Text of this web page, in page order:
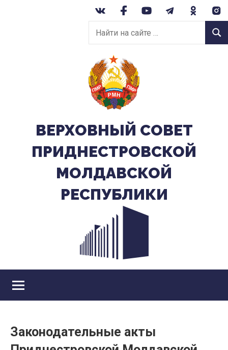
Найти
на
сайте:
ВЕРХОВНЫЙ CОВЕТ
ПРИДНЕСТРОВСКОЙ
МОЛДАВСКОЙ
РЕСПУБЛИКИ
Законодательные акты